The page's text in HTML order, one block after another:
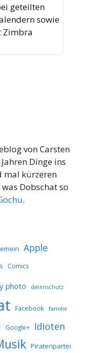
geteilten
sowie
Zimbra
von Carsten
Dinge ins
mal kürzeren
Dobschat so
.
Apple
Comics
photo datenschutz
Facebook familie
Google+ Idioten
Piratenpartei